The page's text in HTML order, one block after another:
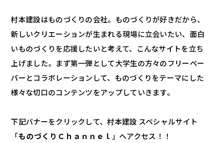
村本建設はものづくりの会社。ものづくりが好きだから、
新しいクリエーションが生まれる現場に立会いたい、面白
いものづくりを応援したいと考えて、こんなサイトを立ち
上げました。まず第一弾として大学生の方々のフリーペー
パーとコラボレーションして、ものづくりをテーマにした
様々な切口のコンテンツをアップしていきます。
下記バナーをクリックして、村本建設 スペシャルサイト
「ものづくりＣｈａｎｎｅｌ 」へアクセス！！